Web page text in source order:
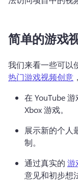
简单的游戏
我们来看一些可以
热门游戏视频创意
在 YouTube 游
Xbox 游戏。
展示新的个人
制。
通过真实的 游
意见和初步想